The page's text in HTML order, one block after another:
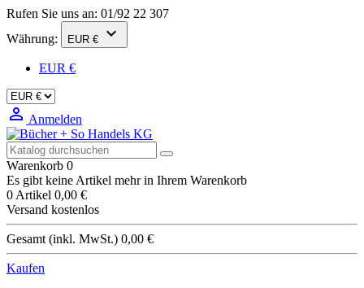
Rufen Sie uns an: 01/92 22 307
Währung:
EUR € 
EUR €
 Anmelden
Warenkorb 0
Es gibt keine Artikel mehr in Ihrem Warenkorb
0 Artikel 0,00 €
Versand kostenlos
Gesamt (inkl. MwSt.) 0,00 €
Kaufen